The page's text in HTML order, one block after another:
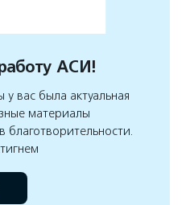
АСИ!
вас была актуальная
материалы